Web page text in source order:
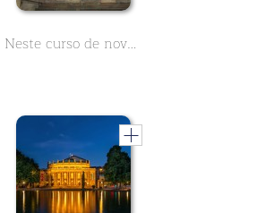
Neste curso de nove partes você pode aprender tudo sobre a capela de enterro de Württemberg em Stuttgart. A partir dos degraus desta cúpula você tem uma vista maravilhosa sobre a cidade.